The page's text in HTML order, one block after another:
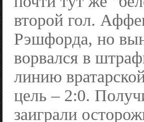
второй гол.
Рэшфорда, но
ворвался в
линию
цель – 2:0.
заиграли